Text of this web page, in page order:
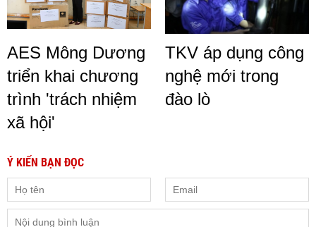
AES Mông Dương
triển khai chương
trình 'trách nhiệm
xã hội'
TKV áp dụng công
nghệ mới trong
đào lò
Ý KIẾN BẠN ĐỌC